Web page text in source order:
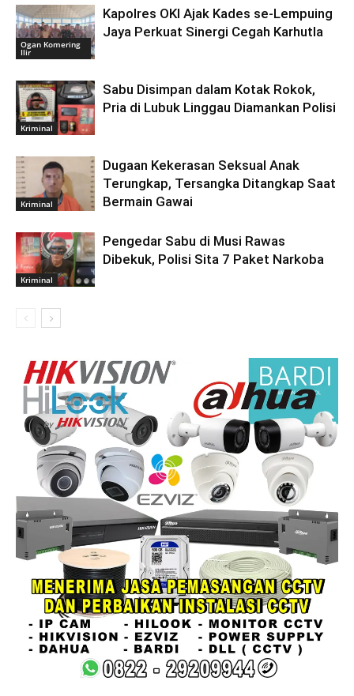
Ogan Komering
Ilir
Kapolres OKI Ajak Kades se-Lempuing
Jaya Perkuat Sinergi Cegah Karhutla
Kriminal
Sabu Disimpan dalam Kotak Rokok,
Pria di Lubuk Linggau Diamankan Polisi
Kriminal
Dugaan Kekerasan Seksual Anak
Terungkap, Tersangka Ditangkap Saat
Bermain Gawai
Kriminal
Pengedar Sabu di Musi Rawas
Dibekuk, Polisi Sita 7 Paket Narkoba